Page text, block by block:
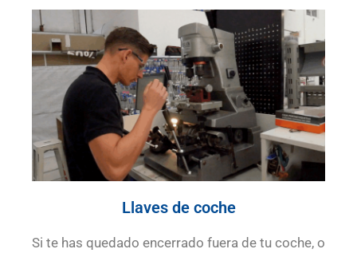
Llaves de coche
Si te has quedado encerrado fuera de tu coche, o